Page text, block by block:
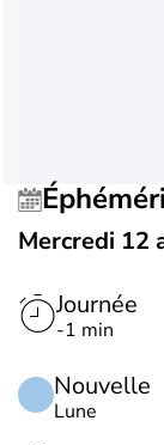
Mercredi 12
Journée
-1 min
Nouvelle
Lune